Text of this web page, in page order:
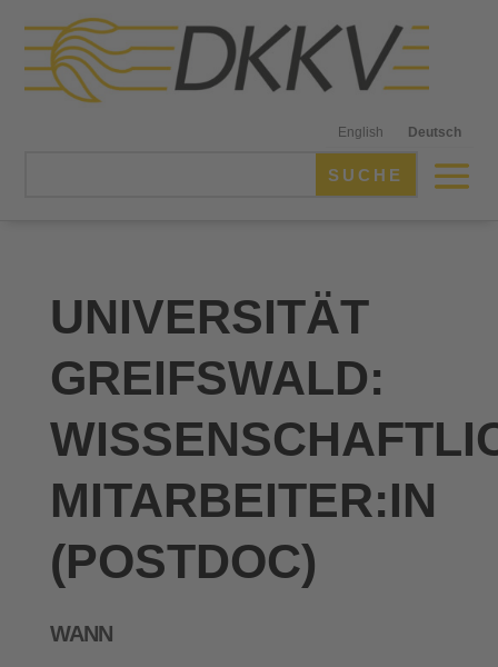
English Deutsch
UNIVERSITÄT
GREIFSWALD:
MITARBEITER:IN
(POSTDOC)
WANN